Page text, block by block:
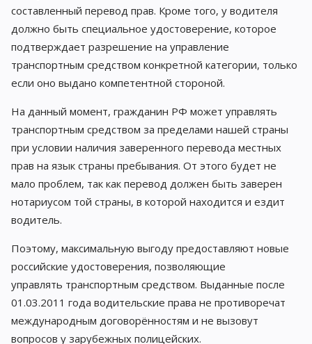
составленный перевод прав. Кроме того, у водителя
должно быть специальное удостоверение, которое
подтверждает разрешение на управление
транспортным средством конкретной категории, только
если оно выдано компетентной стороной.
На данный момент, гражданин РФ может управлять
транспортным средством за пределами нашей страны
при условии наличия заверенного перевода местных
прав на язык страны пребывания. От этого будет не
мало проблем, так как перевод должен быть заверен
нотариусом той страны, в которой находится и ездит
водитель.
Поэтому, максимальную выгоду предоставляют новые
российские удостоверения, позволяющие
управлять транспортным средством. Выданные после
01.03.2011 года водительские права не противоречат
международным договорённостям и не вызовут
вопросов у зарубежных полицейских.